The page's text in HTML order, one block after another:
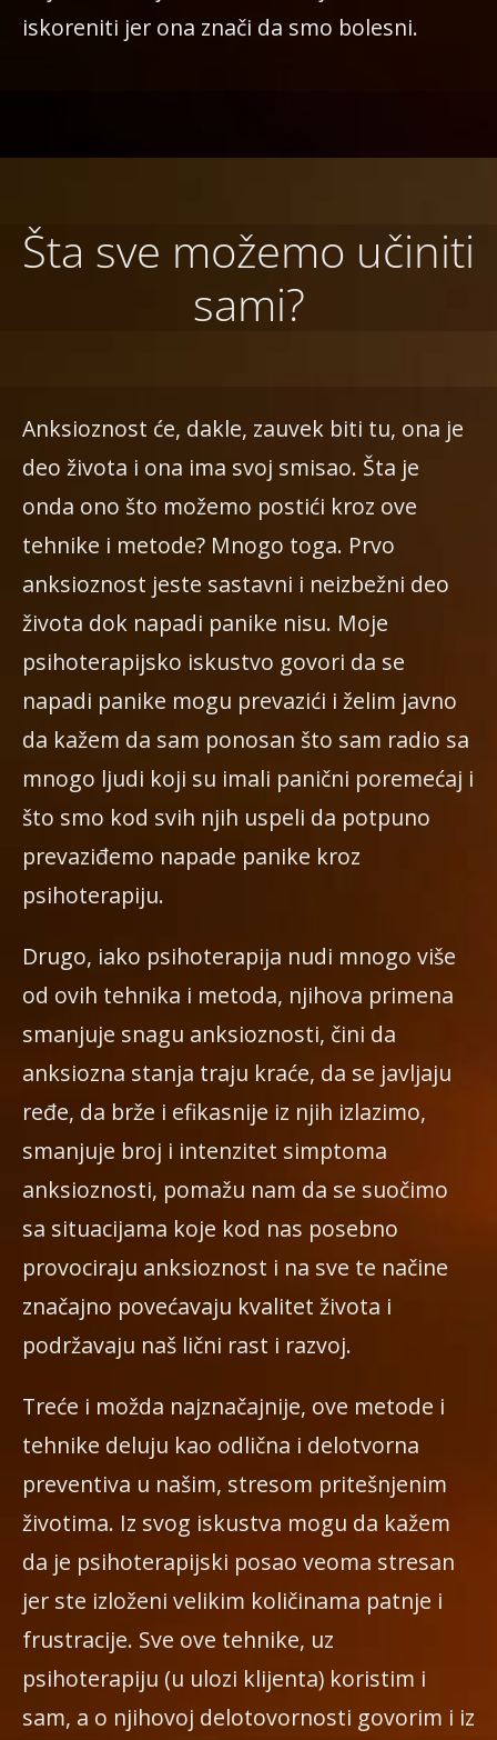
iskoreniti jer ona znači da smo bolesni.
Šta sve možemo učiniti
sami?
Anksioznost će, dakle, zauvek biti tu, ona je
deo života i ona ima svoj smisao. Šta je
onda ono što možemo postići kroz ove
tehnike i metode? Mnogo toga. Prvo
anksioznost jeste sastavni i neizbežni deo
života dok napadi panike nisu. Moje
psihoterapijsko iskustvo govori da se
napadi panike mogu prevazići i želim javno
da kažem da sam ponosan što sam radio sa
mnogo ljudi koji su imali panični poremećaj i
što smo kod svih njih uspeli da potpuno
prevaziđemo napade panike kroz
psihoterapiju.
Drugo, iako psihoterapija nudi mnogo više
od ovih tehnika i metoda, njihova primena
smanjuje snagu anksioznosti, čini da
anksiozna stanja traju kraće, da se javljaju
ređe, da brže i efikasnije iz njih izlazimo,
smanjuje broj i intenzitet simptoma
anksioznosti, pomažu nam da se suočimo
sa situacijama koje kod nas posebno
provociraju anksioznost i na sve te načine
značajno povećavaju kvalitet života i
podržavaju naš lični rast i razvoj.
Treće i možda najznačajnije, ove metode i
tehnike deluju kao odlična i delotvorna
preventiva u našim, stresom pritešnjenim
životima. Iz svog iskustva mogu da kažem
da je psihoterapijski posao veoma stresan
jer ste izloženi velikim količinama patnje i
frustracije. Sve ove tehnike, uz
psihoterapiju (u ulozi klijenta) koristim i
sam, a o njihovoj delotovornosti govorim i iz